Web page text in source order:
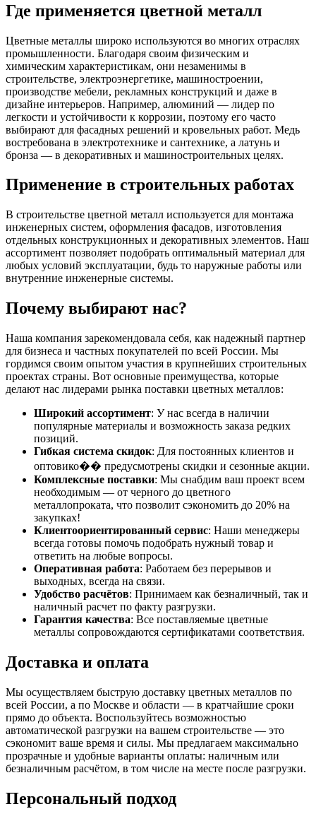
Где применяется цветной металл
Цветные металлы широко используются во многих отраслях
промышленности. Благодаря своим физическим и
химическим характеристикам, они незаменимы в
строительстве, электроэнергетике, машиностроении,
производстве мебели, рекламных конструкций и даже в
дизайне интерьеров. Например, алюминий — лидер по
легкости и устойчивости к коррозии, поэтому его часто
выбирают для фасадных решений и кровельных работ. Медь
востребована в электротехнике и сантехнике, а латунь и
бронза — в декоративных и машиностроительных целях.
Применение в строительных работах
В строительстве цветной металл используется для монтажа
инженерных систем, оформления фасадов, изготовления
отдельных конструкционных и декоративных элементов. Наш
ассортимент позволяет подобрать оптимальный материал для
любых условий эксплуатации, будь то наружные работы или
внутренние инженерные системы.
Почему выбирают нас?
Наша компания зарекомендовала себя, как надежный партнер
для бизнеса и частных покупателей по всей России. Мы
гордимся своим опытом участия в крупнейших строительных
проектах страны. Вот основные преимущества, которые
делают нас лидерами рынка поставки цветных металлов:
Широкий ассортимент: У нас всегда в наличии
популярные материалы и возможность заказа редких
позиций.
Гибкая система скидок: Для постоянных клиентов и
оптовико�� предусмотрены скидки и сезонные акции.
Комплексные поставки: Мы снабдим ваш проект всем
необходимым — от черного до цветного
металлопроката, что позволит сэкономить до 20% на
закупках!
Клиентоориентированный сервис: Наши менеджеры
всегда готовы помочь подобрать нужный товар и
ответить на любые вопросы.
Оперативная работа: Работаем без перерывов и
выходных, всегда на связи.
Удобство расчётов: Принимаем как безналичный, так и
наличный расчет по факту разгрузки.
Гарантия качества: Все поставляемые цветные
металлы сопровождаются сертификатами соответствия.
Доставка и оплата
Мы осуществляем быструю доставку цветных металлов по
всей России, а по Москве и области — в кратчайшие сроки
прямо до объекта. Воспользуйтесь возможностью
автоматической разгрузки на вашем строительстве — это
сэкономит ваше время и силы. Мы предлагаем максимально
прозрачные и удобные варианты оплаты: наличным или
безналичным расчётом, в том числе на месте после разгрузки.
Персональный подход